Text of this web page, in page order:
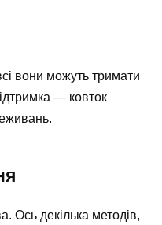
вони можуть тримати
— ковток
Ось декілька методів,